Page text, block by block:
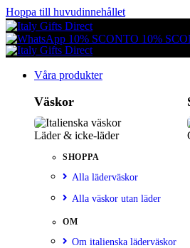
Hoppa till huvudinnehållet
10% SCONTO 10%
Våra produkter
Väskor
Läder & icke-läder
SHOPPA
Alla läderväskor
Alla väskor utan läder
OM
Om italienska läderväskor